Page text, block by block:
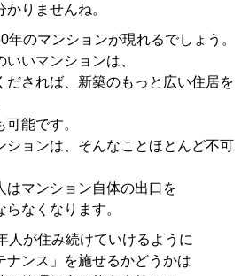
りませんね。
年のマンションが現れるでしょう。
いマンションは、
だされば、新築のもっと広い住居を
能です。
ションは、そんなことほとんど不可
はマンション自体の出口を
なくなります。
人が住み続けていけるように
ナンス」を施せるかどうかは